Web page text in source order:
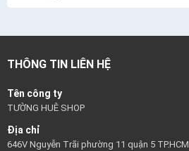
THÔNG TIN LIÊN HỆ
Tên công ty
TƯỜNG HUÊ SHOP
Địa chỉ
646V Nguyễn Trãi phường 11 quận 5 TP.HCM